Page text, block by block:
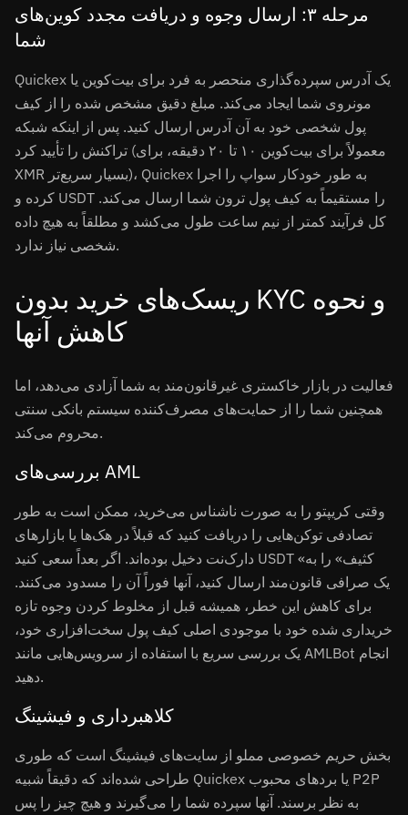
مرحله ۳: ارسال وجوه و دریافت مجدد کوین‌های
شما
Quickex یک آدرس سپرده‌گذاری منحصر به فرد برای بیت‌کوین یا
مونروی شما ایجاد می‌کند. مبلغ دقیق مشخص شده را از کیف
پول شخصی خود به آن آدرس ارسال کنید. پس از اینکه شبکه
تراکنش را تأیید کرد (معمولاً برای بیت‌کوین ۱۰ تا ۲۰ دقیقه، برای
XMR بسیار سریع‌تر)، Quickex به طور خودکار سواپ را اجرا
کرده و USDT را مستقیماً به کیف پول ترون شما ارسال می‌کند.
کل فرآیند کمتر از نیم ساعت طول می‌کشد و مطلقاً به هیچ داده
شخصی نیاز ندارد.
ریسک‌های خرید بدون KYC و نحوه
کاهش آنها
فعالیت در بازار خاکستری غیرقانون‌مند به شما آزادی می‌دهد، اما
همچنین شما را از حمایت‌های مصرف‌کننده سیستم بانکی سنتی
محروم می‌کند.
بررسی‌های AML
وقتی کریپتو را به صورت ناشناس می‌خرید، ممکن است به طور
تصادفی توکن‌هایی را دریافت کنید که قبلاً در هک‌ها یا بازارهای
دارک‌نت دخیل بوده‌اند. اگر بعداً سعی کنید USDT «کثیف» را به
یک صرافی قانون‌مند ارسال کنید، آنها فوراً آن را مسدود می‌کنند.
برای کاهش این خطر، همیشه قبل از مخلوط کردن وجوه تازه
خریداری شده خود با موجودی اصلی کیف پول سخت‌افزاری خود،
یک بررسی سریع با استفاده از سرویس‌هایی مانند AMLBot انجام
دهید.
کلاهبرداری و فیشینگ
بخش حریم خصوصی مملو از سایت‌های فیشینگ است که طوری
طراحی شده‌اند که دقیقاً شبیه Quickex یا بردهای محبوب P2P
به نظر برسند. آنها سپرده شما را می‌گیرند و هیچ چیز را پس